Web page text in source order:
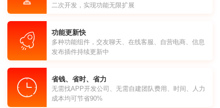
二次开发，实现功能无限扩展
功能更新快
多种功能组件，交友聊天、在线客服、自营电商、信息
发布插件持续更新中
省钱、省时、省力
无需找APP开发公司、无需自建团队费用、时间、人力
成本均可节省90%